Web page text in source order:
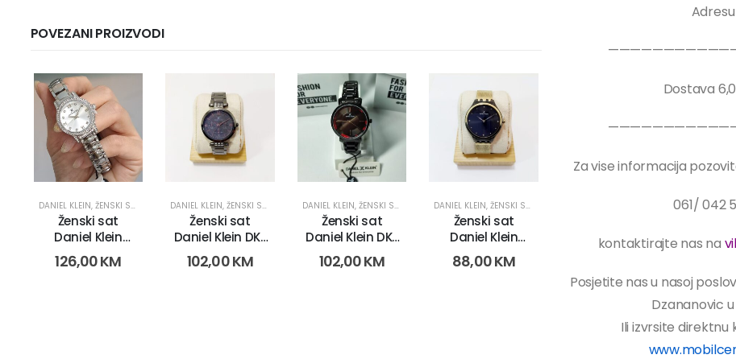
POVEZANI PROIZVODI
DANIEL KLEIN, ŽENSKI SATOVI
Ženski sat
Daniel Klein
DK.1.14118-1
(24150)
126,00KM
DANIEL KLEIN,ŽENSKI SATOVI
Ženski sat
Daniel Klein DK-
102-2 (11475-1v)
102,00KM
DANIEL KLEIN, ŽENSKI SATOVI
Ženski sat
Daniel Klein DK-
102-2 (11475-2g)
102,00KM
DANIEL KLEIN,ŽENSKI SATOVI
Ženski sat
Daniel Klein
DK.12697-5
(11439)
88,00KM
Adresu
Dostava
Za vise informacija
061/ 042
kontaktirajte nas na
Posjetite nas u nasoj
Dzananovic u
Ili izvrsite direktnu